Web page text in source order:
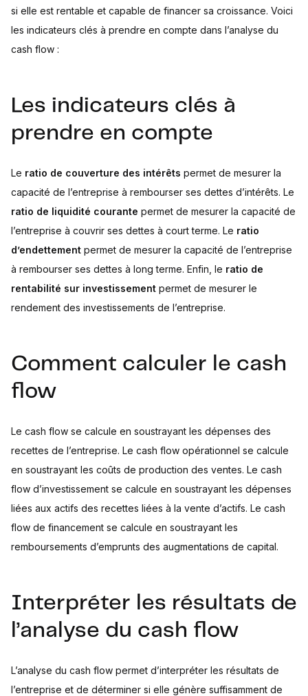
si elle est rentable et capable de financer sa croissance. Voici
les indicateurs clés à prendre en compte dans l’analyse du
cash flow :
Les indicateurs clés à
prendre en compte
Le ratio de couverture des intérêts permet de mesurer la
capacité de l’entreprise à rembourser ses dettes d’intérêts. Le
ratio de liquidité courante permet de mesurer la capacité de
l’entreprise à couvrir ses dettes à court terme. Le ratio
d’endettement permet de mesurer la capacité de l’entreprise
à rembourser ses dettes à long terme. Enfin, le ratio de
rentabilité sur investissement permet de mesurer le
rendement des investissements de l’entreprise.
Comment calculer le cash
flow
Le cash flow se calcule en soustrayant les dépenses des
recettes de l’entreprise. Le cash flow opérationnel se calcule
en soustrayant les coûts de production des ventes. Le cash
flow d’investissement se calcule en soustrayant les dépenses
liées aux actifs des recettes liées à la vente d’actifs. Le cash
flow de financement se calcule en soustrayant les
remboursements d’emprunts des augmentations de capital.
Interpréter les résultats de
l’analyse du cash flow
L’analyse du cash flow permet d’interpréter les résultats de
l’entreprise et de déterminer si elle génère suffisamment de